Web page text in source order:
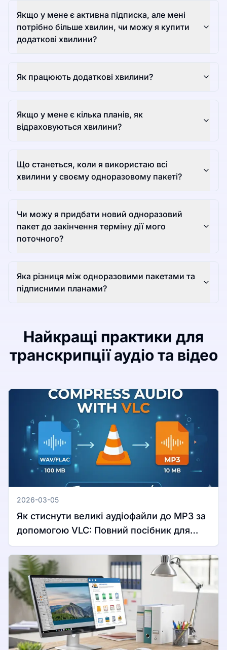
Якщо у мене є активна підписка, але мені
потрібно більше хвилин, чи можу я купити
додаткові хвилини?
Як працюють додаткові хвилини?
Якщо у мене є кілька планів, як
відраховуються хвилини?
Що станеться, коли я використаю всі
хвилини у своєму одноразовому пакеті?
Чи можу я придбати новий одноразовий
пакет до закінчення терміну дії мого
поточного?
Яка різниця між одноразовими пакетами та
підписними планами?
Найкращі практики для
транскрипції аудіо та відео
2026-03-05
Як стиснути великі аудіофайли до MP3 за
допомогою VLC: Повний посібник для
Windows та Mac